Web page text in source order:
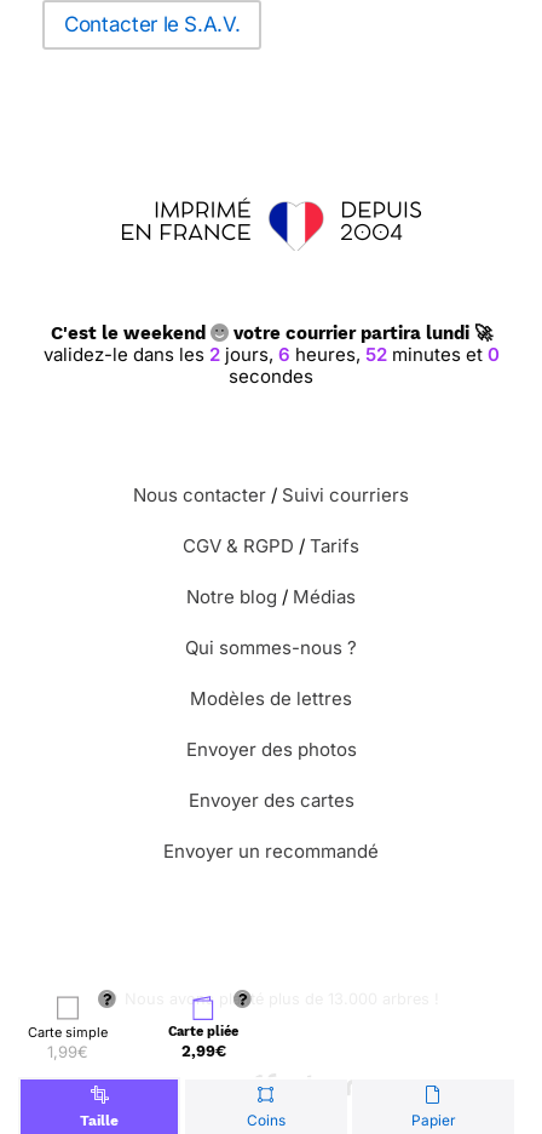
Carte simple
1,99€
Carte pliée
2,99€
Taille Coins Papier
Contacter le S.A.V.
C'est le weekend votre courrier partira lundi 🚀
validez-le dans les 2jours, 6heures, 51minutes et59
secondes
Nous contacter / Suivi courriers
CGV & RGPD / Tarifs
Notre blog / Médias
Qui sommes-nous ?
Modèles de lettres
Envoyer des photos
Envoyer des cartes
Envoyer un recommandé
🌳 Nous avons planté plus de 13.000 arbres !
© Merci Facteur